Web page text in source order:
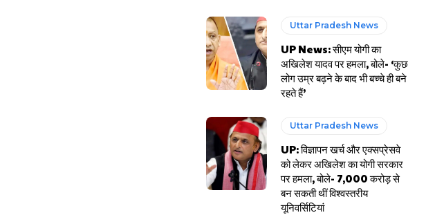
Uttar Pradesh News
UP News: सीएम योगी का
अखिलेश यादव पर हमला, बोले- ‘कुछ
लोग उम्र बढ़ने के बाद भी बच्चे ही बने
रहते हैं’
Uttar Pradesh News
UP: विज्ञापन खर्च और एक्सप्रेसवे
को लेकर अखिलेश का योगी सरकार
पर हमला, बोले- 7,000 करोड़ से
बन सकती थीं विश्वस्तरीय
यूनिवर्सिटियां